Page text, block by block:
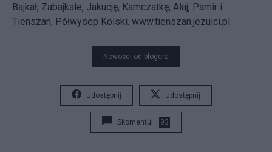
Bajkał, Zabajkale, Jakucję, Kamczatkę, Ałaj, Pamir i
Tienszan, Półwysep Kolski. www.tienszan.jezuici.pl
Nowości od blogera
Udostępnij Udostępnij
Skomentuj 93